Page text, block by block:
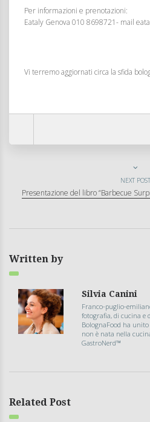
Per informazioni e prenotazioni:
Eataly Genova 010 8698721- mail
Vi terremo aggiornati circa la sfida
NEXT POST
Presentazione del libro “Barbecue
Written by
Silvia Canini
Franco-puglio-
fotografia, di cucina e
BolognaFood ha unito
non è nata nella
GastroNerd™
Related Post